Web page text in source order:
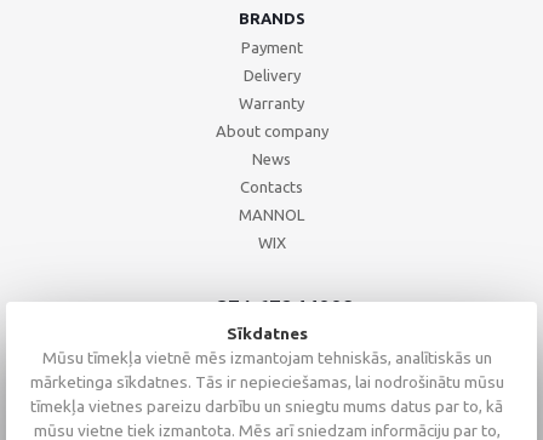
BRANDS
Payment
Delivery
Warranty
About company
News
Contacts
MANNOL
WIX
+371 67244008
+371 67271055
+371 26002793
Sīkdatnes
Mūsu tīmekļa vietnē mēs izmantojam tehniskās, analītiskās un
mārketinga sīkdatnes. Tās ir nepieciešamas, lai nodrošinātu mūsu
tīmekļa vietnes pareizu darbību un sniegtu mums datus par to, kā
mūsu vietne tiek izmantota. Mēs arī sniedzam informāciju par to,